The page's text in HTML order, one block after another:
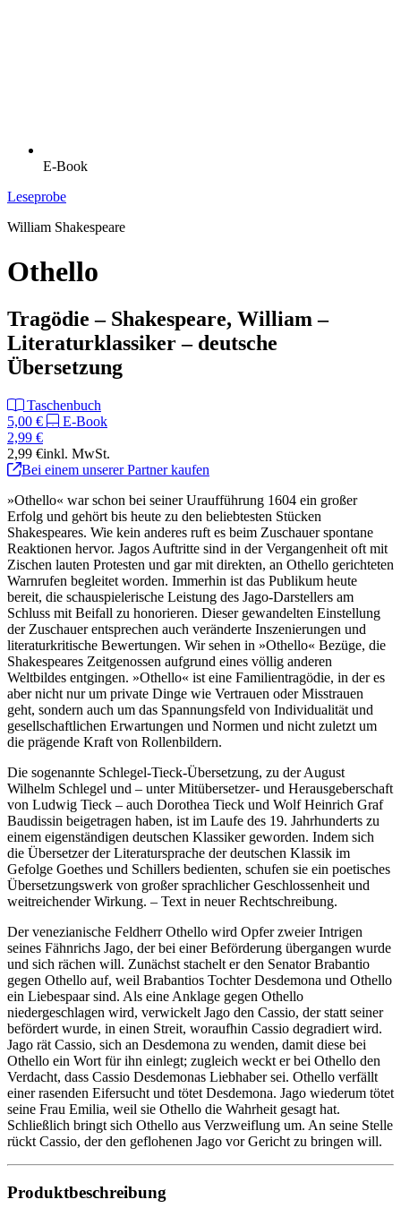
E-Book
Leseprobe
William Shakespeare
Othello
Tragödie – Shakespeare, William –
Literaturklassiker – deutsche
Übersetzung
Taschenbuch
5,00 €
E-Book
2,99 €
2,99 €inkl. MwSt.
Bei einem unserer Partner kaufen
»Othello« war schon bei seiner Uraufführung 1604 ein großer
Erfolg und gehört bis heute zu den beliebtesten Stücken
Shakespeares. Wie kein anderes ruft es beim Zuschauer spontane
Reaktionen hervor. Jagos Auftritte sind in der Vergangenheit oft mit
Zischen lauten Protesten und gar mit direkten, an Othello gerichteten
Warnrufen begleitet worden. Immerhin ist das Publikum heute
bereit, die schauspielerische Leistung des Jago-Darstellers am
Schluss mit Beifall zu honorieren. Dieser gewandelten Einstellung
der Zuschauer entsprechen auch veränderte Inszenierungen und
literaturkritische Bewertungen. Wir sehen in »Othello« Bezüge, die
Shakespeares Zeitgenossen aufgrund eines völlig anderen
Weltbildes entgingen. »Othello« ist eine Familientragödie, in der es
aber nicht nur um private Dinge wie Vertrauen oder Misstrauen
geht, sondern auch um das Spannungsfeld von Individualität und
gesellschaftlichen Erwartungen und Normen und nicht zuletzt um
die prägende Kraft von Rollenbildern.
Die sogenannte Schlegel-Tieck-Übersetzung, zu der August
Wilhelm Schlegel und – unter Mitübersetzer- und Herausgeberschaft
von Ludwig Tieck – auch Dorothea Tieck und Wolf Heinrich Graf
Baudissin beigetragen haben, ist im Laufe des 19. Jahrhunderts zu
einem eigenständigen deutschen Klassiker geworden. Indem sich
die Übersetzer der Literatursprache der deutschen Klassik im
Gefolge Goethes und Schillers bedienten, schufen sie ein poetisches
Übersetzungswerk von großer sprachlicher Geschlossenheit und
weitreichender Wirkung. – Text in neuer Rechtschreibung.
Der venezianische Feldherr Othello wird Opfer zweier Intrigen
seines Fähnrichs Jago, der bei einer Beförderung übergangen wurde
und sich rächen will. Zunächst stachelt er den Senator Brabantio
gegen Othello auf, weil Brabantios Tochter Desdemona und Othello
ein Liebespaar sind. Als eine Anklage gegen Othello
niedergeschlagen wird, verwickelt Jago den Cassio, der statt seiner
befördert wurde, in einen Streit, woraufhin Cassio degradiert wird.
Jago rät Cassio, sich an Desdemona zu wenden, damit diese bei
Othello ein Wort für ihn einlegt; zugleich weckt er bei Othello den
Verdacht, dass Cassio Desdemonas Liebhaber sei. Othello verfällt
einer rasenden Eifersucht und tötet Desdemona. Jago wiederum tötet
seine Frau Emilia, weil sie Othello die Wahrheit gesagt hat.
Schließlich bringt sich Othello aus Verzweiflung um. An seine Stelle
rückt Cassio, der den geflohenen Jago vor Gericht zu bringen will.
Produktbeschreibung